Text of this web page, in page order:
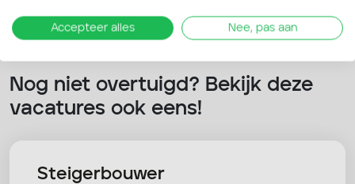
Nog niet overtuigd? Bekijk deze
vacatures ook eens!
Steigerbouwer
Accepteer alles Nee, pas aan